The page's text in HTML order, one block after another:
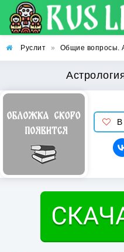
Руслит » Общие вопросы.
В